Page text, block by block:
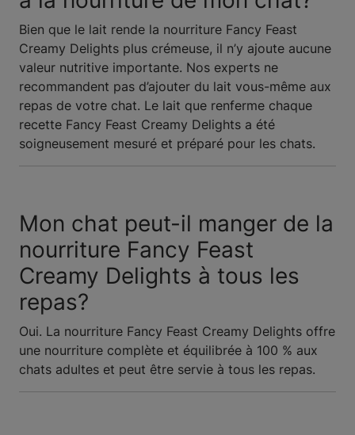
Bien que le lait rende la nourriture Fancy Feast
Creamy Delights plus crémeuse, il n’y ajoute aucune
valeur nutritive importante. Nos experts ne
recommandent pas d’ajouter du lait vous-même aux
repas de votre chat. Le lait que renferme chaque
recette Fancy Feast Creamy Delights a été
soigneusement mesuré et préparé pour les chats.
Mon chat peut-il manger de la
nourriture Fancy Feast
Creamy Delights à tous les
repas?
Oui. La nourriture Fancy Feast Creamy Delights offre
une nourriture complète et équilibrée à 100 % aux
chats adultes et peut être servie à tous les repas.